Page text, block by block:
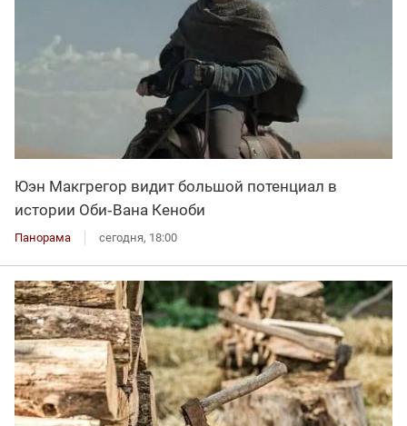
Юэн Макгрегор видит большой потенциал в
истории Оби‑Вана Кеноби
Панорама сегодня, 18:00